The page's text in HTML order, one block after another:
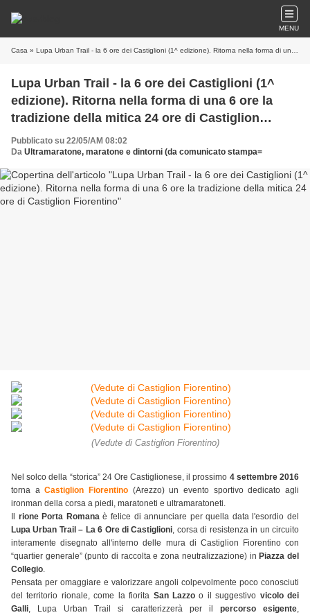
MENU
Casa » Lupa Urban Trail - la 6 ore dei Castiglioni (1^ edizione). Ritorna nella forma di una 6 ore la tradizione della mitica 24 ore di Castiglion Fiorentino
Lupa Urban Trail - la 6 ore dei Castiglioni (1^
edizione). Ritorna nella forma di una 6 ore la
tradizione della mitica 24 ore di Castiglion
Fiorentino
Pubblicato su 22/05/AM 08:02
Da Ultramaratone, maratone e dintorni (da comunicato stampa=
(Vedute di Castiglion Fiorentino)
Nel solco della “storica” 24 Ore Castiglionese, il prossimo 4 settembre 2016
torna aCastiglion Fiorentino (Arezzo) un evento sportivo dedicato agli
ironman della corsa a piedi, maratoneti e ultramaratoneti.
rione Porta Romanaè felice di annunciare per quella data l'esordio del
Lupa Urban Trail – La 6 Ore di Castiglioni, corsa di resistenza in un circuito
interamente disegnato all'interno delle mura di Castiglion Fiorentino con
“quartier generale” (punto di raccolta e zona neutralizzazione) in Piazza del
Collegio.
Pensata per omaggiare e valorizzare angoli colpevolmente poco conosciuti
del territorio rionale, come la fiorita San Lazzoo il suggestivo vicolo dei
Galli, Lupa Urban Trail si caratterizzerà per il percorso esigente,